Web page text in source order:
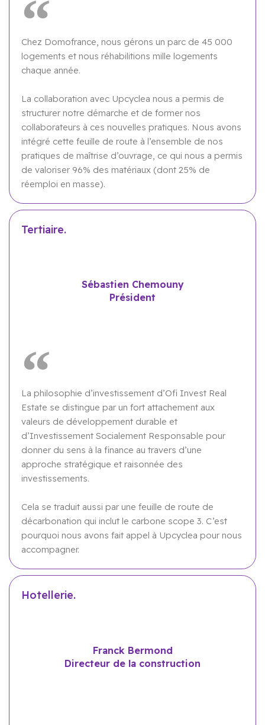
Chez Domofrance, nous gérons un parc de 45 000
logements et nous réhabilitions mille logements
chaque année.
La collaboration avec Upcyclea nous a permis de
structurer notre démarche et de former nos
collaborateurs à ces nouvelles pratiques. Nous avons
intégré cette feuille de route à l’ensemble de nos
pratiques de maîtrise d’ouvrage, ce qui nous a permis
de valoriser 96% des matériaux (dont 25% de
réemploi en masse).
Tertiaire.
Sébastien Chemouny
Président
La philosophie d’investissement d’Ofi Invest Real
Estate se distingue par un fort attachement aux
valeurs de développement durable et
d’Investissement Socialement Responsable pour
donner du sens à la finance au travers d’une
approche stratégique et raisonnée des
investissements.
Cela se traduit aussi par une feuille de route de
décarbonation qui inclut le carbone scope 3. C’est
pourquoi nous avons fait appel à Upcyclea pour nous
accompagner.
Hotellerie.
Franck Bermond
Directeur de la construction